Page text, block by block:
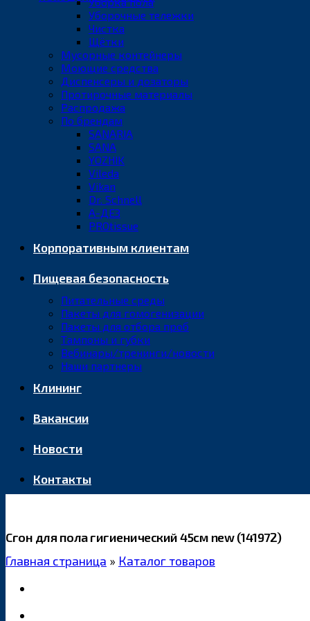
Уборочные тележки
Чистка
Щётки
Мусорные контейнеры
Моющие средства
Диспенсеры и дозаторы
Протирочные материалы
Распродажа
По брендам
SANARIA
SANA
YOZHIK
Vileda
Vikan
Dr. Schnell
А-ДЕЗ
PROtissue
Корпоративным клиентам
Пищевая безопасность
Питательные среды
Пакеты для гомогенизации
Пакеты для отбора проб
Тампоны и губки
Вебинары/тренинги/новости
Наши партнеры
Клининг
Вакансии
Новости
Контакты
Сгон для пола гигиенический 45см new (141972)
Главная страница » Каталог товаров